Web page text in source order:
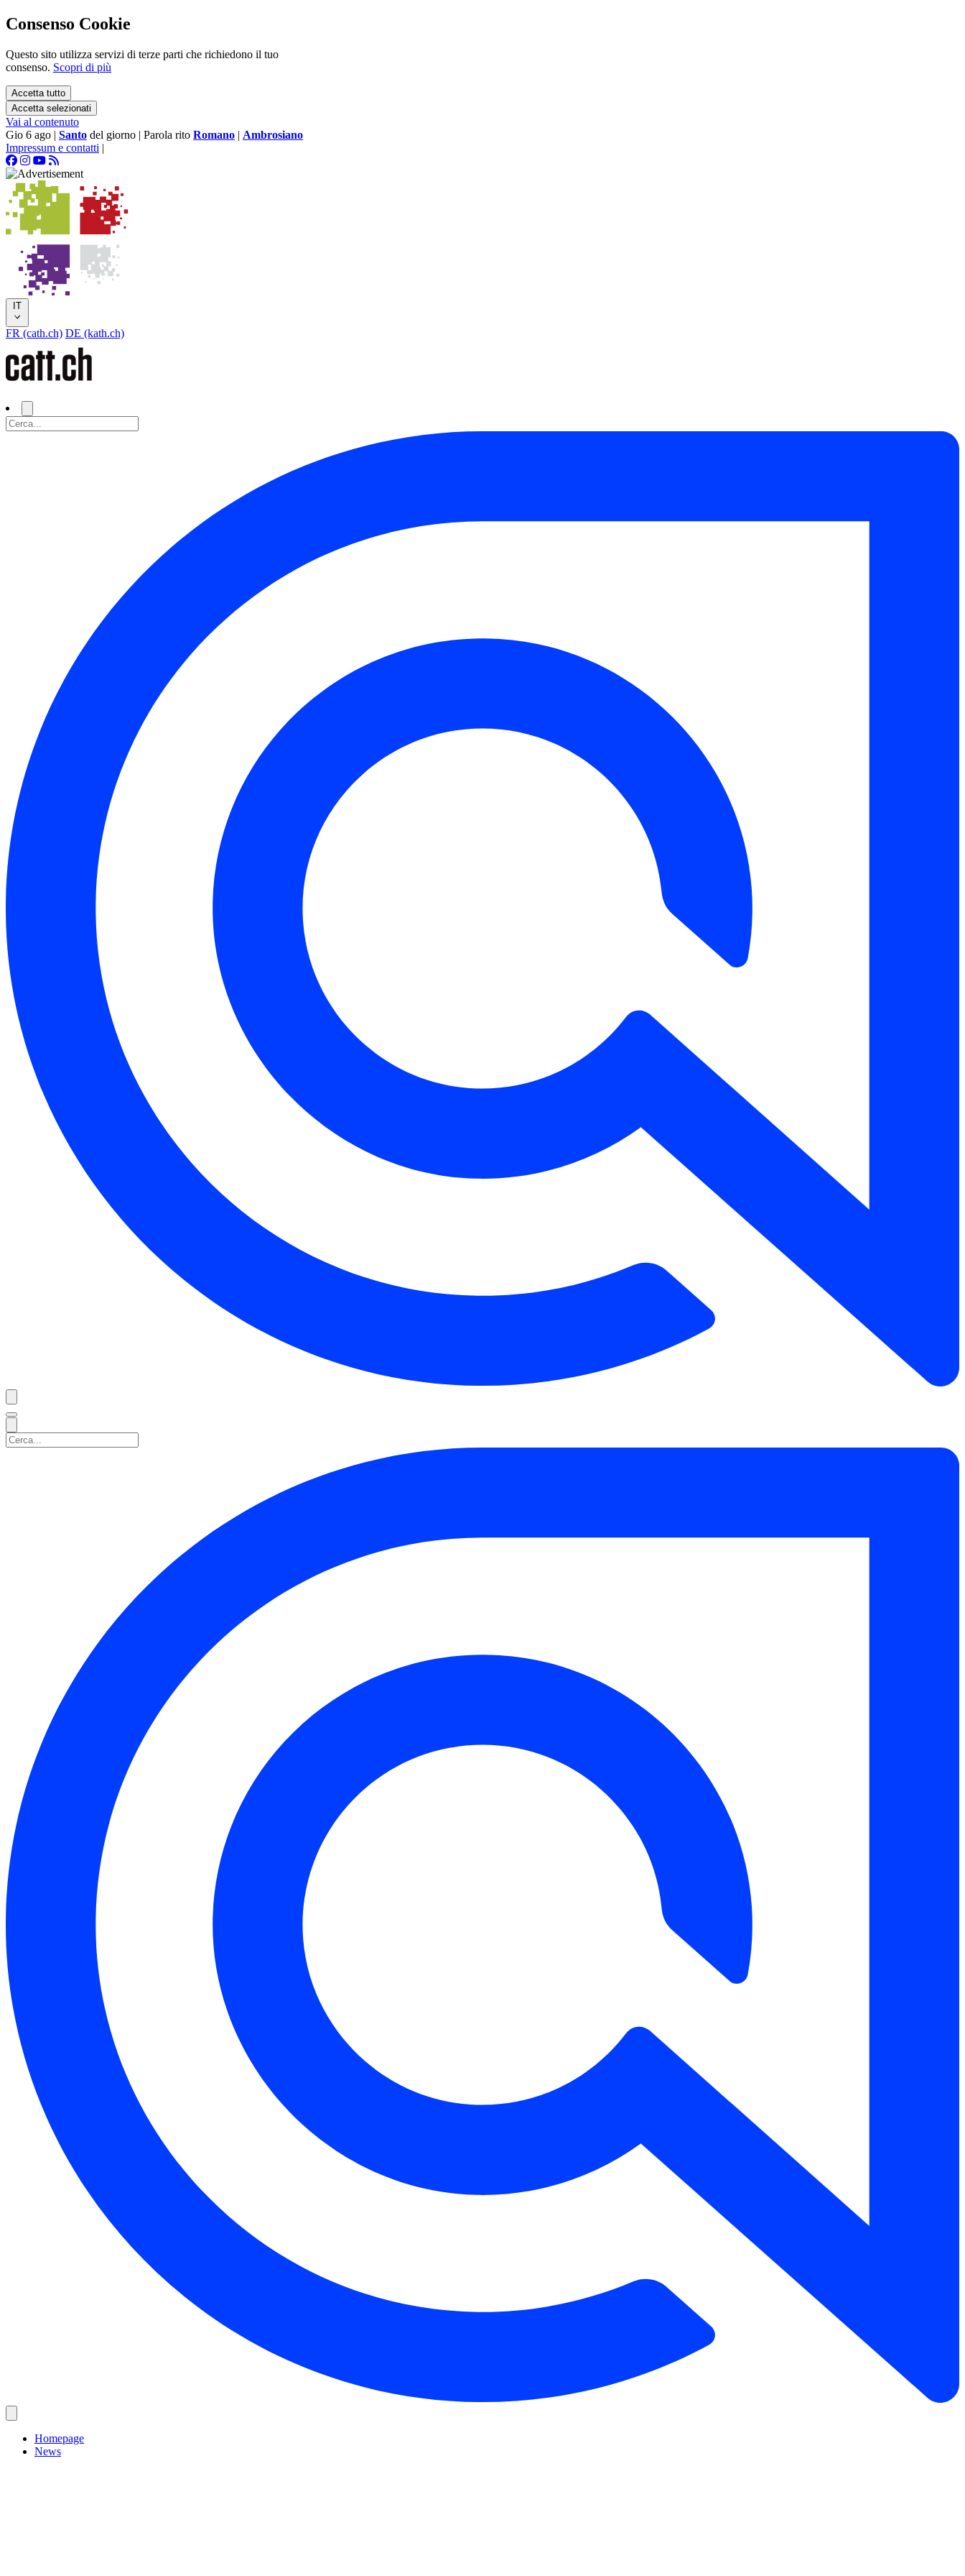
Consenso Cookie
Questo sito utilizza servizi di terze parti che richiedono il tuo
consenso. Scopri di più
Accetta tutto
Accetta selezionati
Vai al contenuto
Gio 6 ago | Santo del giorno | Parola rito Romano | Ambrosiano
Impressum e contatti |
IT
FR (cath.ch) DE (kath.ch)
Homepage
News